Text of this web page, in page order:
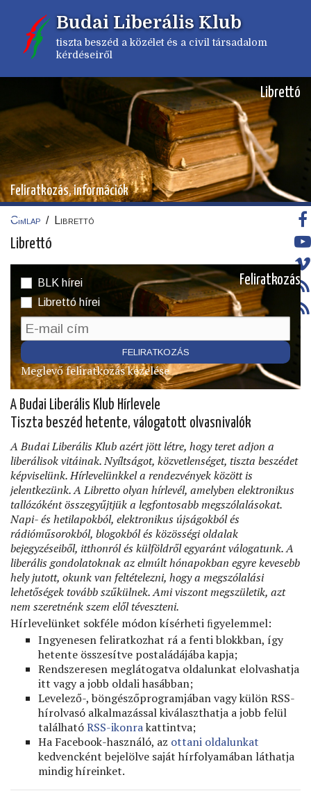
tartalomra
Budai Liberális Klub
tiszta beszéd a közélet és a civil társadalom
kérdéseiről
Librettó
Feliratkozás, információk
Címlap / Librettó
Librettó
Feliratkozás
BLK hírei
Librettó hírei
Meglevő feliratkozás kezelése
A Budai Liberális Klub Hírlevele
Tiszta beszéd hetente, válogatott olvasnivalók
A Budai Liberális Klub azért jött létre, hogy teret adjon a
liberálisok vitáinak. Nyíltságot, közvetlenséget, tiszta beszédet
képviselünk. Hírlevelünkkel a rendezvények között is
jelentkezünk. A Libretto olyan hírlevél, amelyben elektronikus
tallózóként összegyűjtjük a legfontosabb megszólalásokat.
Napi- és hetilapokból, elektronikus újságokból és
rádióműsorokból, blogokból és közösségi oldalak
bejegyzéseiből, itthonról és külföldről egyaránt válogatunk. A
liberális gondolatoknak az elmúlt hónapokban egyre kevesebb
hely jutott, okunk van feltételezni, hogy a megszólalási
lehetőségek tovább szűkülnek. Ami viszont megszületik, azt
nem szeretnénk szem elől téveszteni.
Hírlevelünket sokféle módon kísérheti ﬁgyelemmel:
Ingyenesen feliratkozhat rá a fenti blokkban, így
hetente összesítve postaládájába kapja;
Rendszeresen meglátogatva oldalunkat elolvashatja
itt vagy a jobb oldali hasábban;
Levelező-, böngészőprogramjában vagy külön RSS-
hírolvasó alkalmazással kiválaszthatja a jobb felül
találhatóRSS-ikonrakattintva;
Ha Facebook-használó, az ottani oldalunkat
kedvencként bejelölve saját hírfolyamában láthatja
mindig híreinket.